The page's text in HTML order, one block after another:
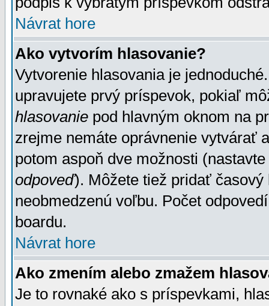
Návrat hore
Ako vytvorím hlasovanie?
Vytvorenie hlasovania je
upravujete prvý príspevok, pokiaľ
hlasovanie pod hlavným oknom na
zrejme nemáte oprávnenie vytvárať
potom aspoň dve možnosti
odpoveď). Môžete tiež pridať
neobmedzenú voľbu. Počet
boardu.
Návrat hore
Ako zmením alebo zmažem
Je to rovnaké ako s príspevkami,